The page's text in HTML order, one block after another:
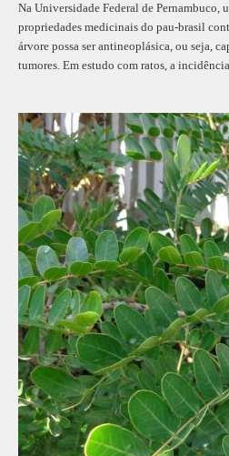
Na Universidade Federal de Pernambuco,
propriedades medicinais do pau-brasil
árvore possa ser antineoplásica, ou seja,
tumores. Em estudo com ratos, a